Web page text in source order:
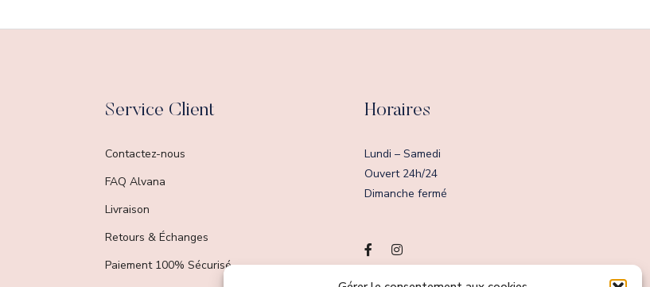
Service Client
Contactez-nous
FAQ Alvana
Livraison
Retours & Échanges
Paiement 100% Sécurisé
Horaires
Lundi – Samedi
Ouvert 24h/24
Dimanche fermé